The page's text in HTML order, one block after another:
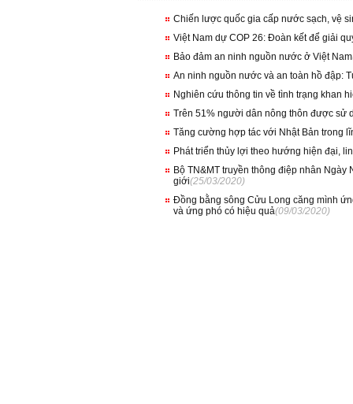
Chiến lược quốc gia cấp nước sạch, vệ
Việt Nam dự COP 26: Đoàn kết để giải
Bảo đảm an ninh nguồn nước ở Việt Nam
An ninh nguồn nước và an toàn hồ đập:
Nghiên cứu thông tin về tình trạng khan
Trên 51% người dân nông thôn được sử
Tăng cường hợp tác với Nhật Bản trong
Phát triển thủy lợi theo hướng hiện đại,
Bộ TN&MT truyền thông điệp nhân
giới(25/03/2020)
Đồng bằng sông Cửu Long căng mình
và ứng phó có hiệu quả(09/03/2020)